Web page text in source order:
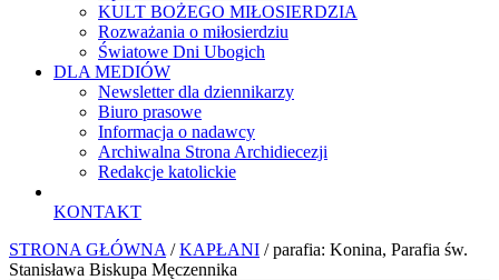
KULT BOŻEGO MIŁOSIERDZIA
Rozważania o miłosierdziu
Światowe Dni Ubogich
DLA MEDIÓW
Newsletter dla dziennikarzy
Biuro prasowe
Informacja o nadawcy
Archiwalna Strona Archidiecezji
Redakcje katolickie
KONTAKT
STRONA GŁÓWNA /KAPŁANI / parafia: Konina, Parafia św.
Stanisława Biskupa Męczennika